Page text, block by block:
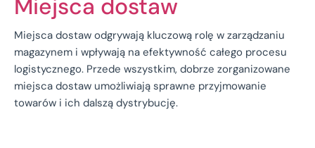
Miejsca dostaw
Miejsca dostaw odgrywają kluczową rolę w zarządzaniu
magazynem i wpływają na efektywność całego procesu
logistycznego. Przede wszystkim, dobrze zorganizowane
miejsca dostaw umożliwiają sprawne przyjmowanie
towarów i ich dalszą dystrybucję.